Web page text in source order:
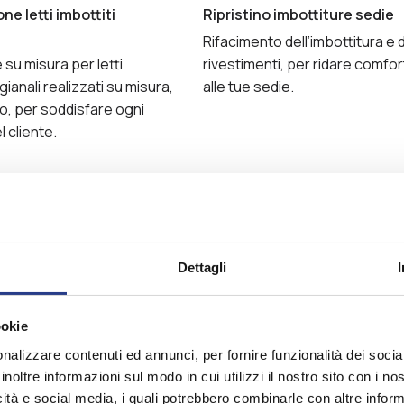
Dettagli
contenuti ed annunci, per fornire funzionalità dei
informazioni sul modo in cui utilizzi il nostro sito con i
e social media, i quali potrebbero combinarle con altre
letti imbottiti
su misura per letti
realizzati su misura,
per soddisfare ogni
cliente.
Ripristino imbottiture sedie
Rifacimento dell’imbottitura e
rivestimenti, per ridare
alle tue sedie.
LE VOSTRE PAROLE, IL NOSTRO ORGOGLIO
racconta ciò che
attenta, cura